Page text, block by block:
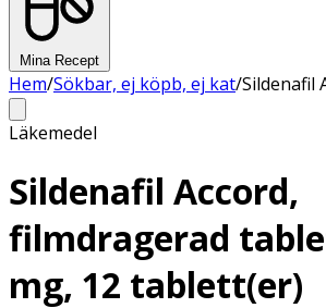
Mina Recept
Hem/Sökbar, ej köpb, ej kat/Sildenafil
Läkemedel
Sildenafil Accord,
filmdragerad
mg, 12 tablett(er)